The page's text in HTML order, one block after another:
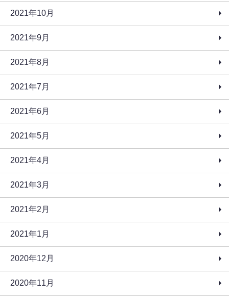
2021年10月
2021年9月
2021年8月
2021年7月
2021年6月
2021年5月
2021年4月
2021年3月
2021年2月
2021年1月
2020年12月
2020年11月